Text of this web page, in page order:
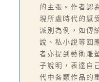
的主張。作者認
現所處時代的感
派別為例，如傳
說、私小說等回
者亦提到藝術雕
子說明，表達自
代中各類作品的